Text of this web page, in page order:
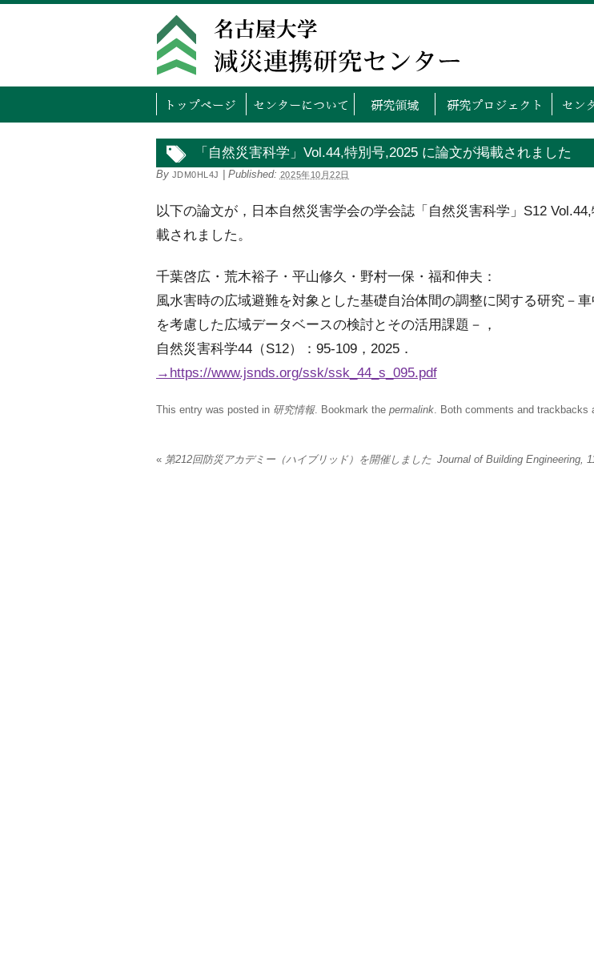
トップページ センターについて
研究領域
「自然災害科学」Vol.44,特別号,2025 に論文が掲載されました
By JDM0HL4J Published: 2025年10月22日
以下の論文が，日本自然災害学会の学会誌「自然災害科学」S12
載されました。
千葉啓広・荒木裕子・平山修久・野村一保・福和伸夫：
風水害時の広域避難を対象とした基礎自治体間の調整に関する研究－
を考慮した広域データベースの検討とその活用課題－，
自然災害科学44（S12）：95-109，2025．
→https://www.jsnds.org/ssk/ssk_44_s_095.pdf
This entry was posted in 研究情報. Bookmark the permalink. Both comments and trackbacks
«第212回防災アカデミー（ハイブリッド）を開催しました Journal of Building Engineering,